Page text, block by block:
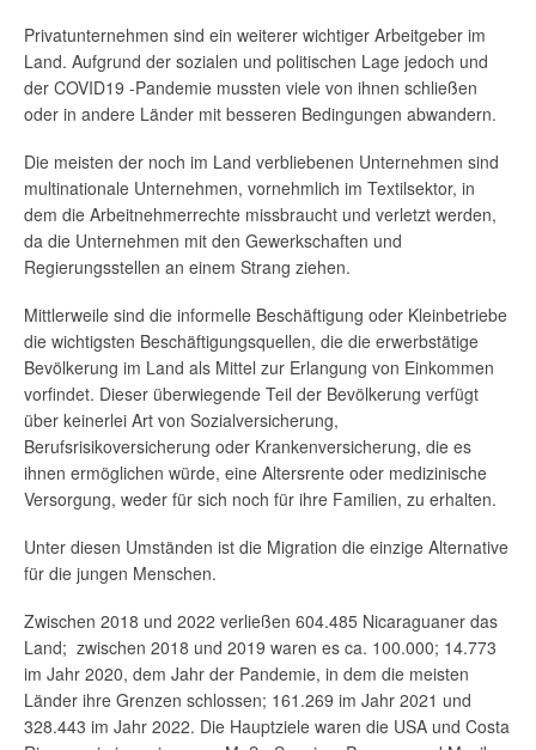
Privatunternehmen sind ein weiterer wichtiger Arbeitgeber im
Land. Aufgrund der sozialen und politischen Lage jedoch und
der COVID19 -Pandemie mussten viele von ihnen schließen
oder in andere Länder mit besseren Bedingungen abwandern.
Die meisten der noch im Land verbliebenen Unternehmen sind
multinationale Unternehmen, vornehmlich im Textilsektor, in
dem die Arbeitnehmerrechte missbraucht und verletzt werden,
da die Unternehmen mit den Gewerkschaften und
Regierungsstellen an einem Strang ziehen.
Mittlerweile sind die informelle Beschäftigung oder Kleinbetriebe
die wichtigsten Beschäftigungsquellen, die die erwerbstätige
Bevölkerung im Land als Mittel zur Erlangung von Einkommen
vorfindet. Dieser überwiegende Teil der Bevölkerung verfügt
über keinerlei Art von Sozialversicherung,
Berufsrisikoversicherung oder Krankenversicherung, die es
ihnen ermöglichen würde, eine Altersrente oder medizinische
Versorgung, weder für sich noch für ihre Familien, zu erhalten.
Unter diesen Umständen ist die Migration die einzige Alternative
für die jungen Menschen.
Zwischen 2018 und 2022 verließen 604.485 Nicaraguaner das
Land; zwischen 2018 und 2019 waren es ca. 100.000; 14.773
im Jahr 2020, dem Jahr der Pandemie, in dem die meisten
Länder ihre Grenzen schlossen; 161.269 im Jahr 2021 und
328.443 im Jahr 2022. Die Hauptziele waren die USA und Costa